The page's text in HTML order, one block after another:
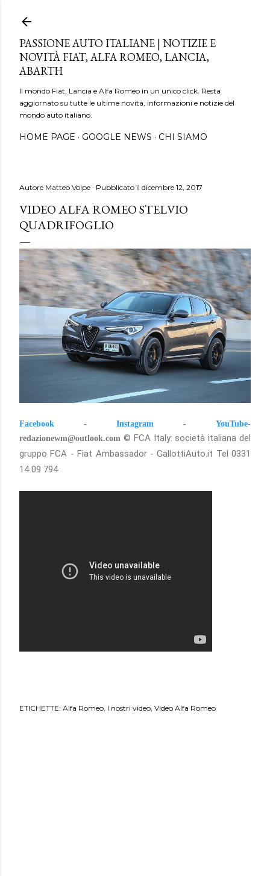
PASSIONE AUTO ITALIANE | NOTIZIE E
NOVITÀ FIAT, ALFA ROMEO, LANCIA,
ABARTH
Il mondo Fiat, Lancia e Alfa Romeo in un unico click. Resta
aggiornato su tutte le ultime novità, informazioni e notizie del
mondo auto italiano.
HOME PAGE GOOGLE NEWS CHI SIAMO
Autore Matteo Volpe Pubblicato il dicembre 12, 2017
VIDEO ALFA ROMEO STELVIO
QUADRIFOGLIO
Facebook - Instagram - YouTube-
redazionewm@outlook.com © FCA Italy: società italiana del
gruppo FCA - Fiat Ambassador - GallottiAuto.it Tel 0331
14 09 794
ETICHETTE: Alfa Romeo I nostri video Video Alfa Romeo